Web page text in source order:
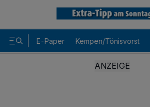
E-Paper Kempen/Tönisvorst